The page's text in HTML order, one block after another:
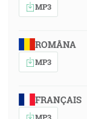
MP3
ROMÂNA
MP3
FRANÇAIS